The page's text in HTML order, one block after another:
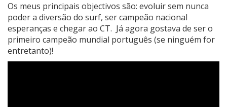
Os meus principais objectivos são: evoluir sem nunca
poder a diversão do surf, ser campeão nacional
esperanças e chegar ao CT. Já agora gostava de ser o
primeiro campeão mundial português (se ninguém for
entretanto)!